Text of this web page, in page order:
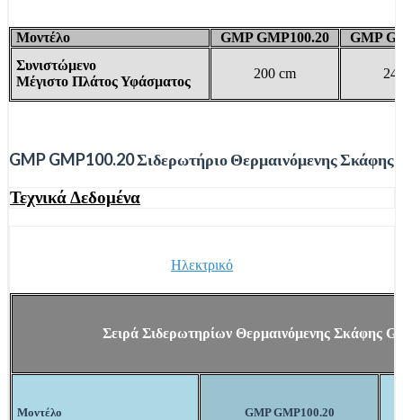
Μοντέλο GMP GMP100.20
GMP
Συνιστώμενο
Μέγιστο Πλάτος Υφάσματος
200 cm
GMP GMP100.20 Σιδερωτήριο Θερμαινόμενης Σκάφης
Τεχνικά Δεδομένα
Ηλεκτρικό
Σειρά Σιδερωτηρίων Θερμαινόμενης Σκάφης
Μοντέλο GMP GMP100.20